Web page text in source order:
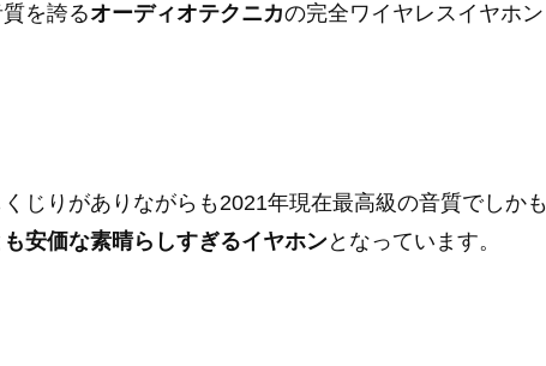
を誇るオーディオテクニカの完全ワイヤレスイヤホン
じりがありながらも2021年現在最高級の音質でしかも
も安価な素晴らしすぎるイヤホンとなっています。